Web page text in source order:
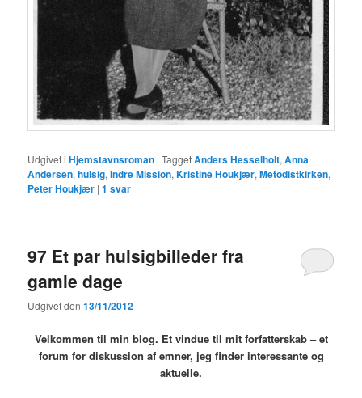
Udgivet i Hjemstavnsroman |TaggetAnders Hesselholt,Anna
Andersen,hulsig,Indre Mission,Kristine Houkjær,Metodistkirken,
Peter Houkjær |1 svar
97 Et par hulsigbilleder fra
gamle dage
Udgivet den13/11/2012
Velkommen til min blog. Et vindue til mit forfatterskab – et
forum for diskussion af emner, jeg finder interessante og
aktuelle.